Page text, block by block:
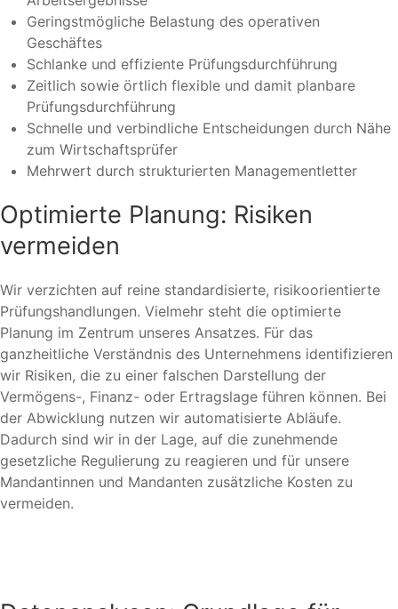
Geringstmögliche Belastung des operativen
Geschäftes
Schlanke und effiziente Prüfungsdurchführung
Zeitlich sowie örtlich flexible und damit planbare
Prüfungsdurchführung
Schnelle und verbindliche Entscheidungen durch Nähe
zum Wirtschaftsprüfer
Mehrwert durch strukturierten Managementletter
Optimierte Planung: Risiken
vermeiden
Wir verzichten auf reine standardisierte, risikoorientierte
Prüfungshandlungen. Vielmehr steht die optimierte
Planung im Zentrum unseres Ansatzes. Für das
ganzheitliche Verständnis des Unternehmens identifizieren
wir Risiken, die zu einer falschen Darstellung der
Vermögens-, Finanz- oder Ertragslage führen können. Bei
der Abwicklung nutzen wir automatisierte Abläufe.
Dadurch sind wir in der Lage, auf die zunehmende
gesetzliche Regulierung zu reagieren und für unsere
Mandantinnen und Mandanten zusätzliche Kosten zu
vermeiden.